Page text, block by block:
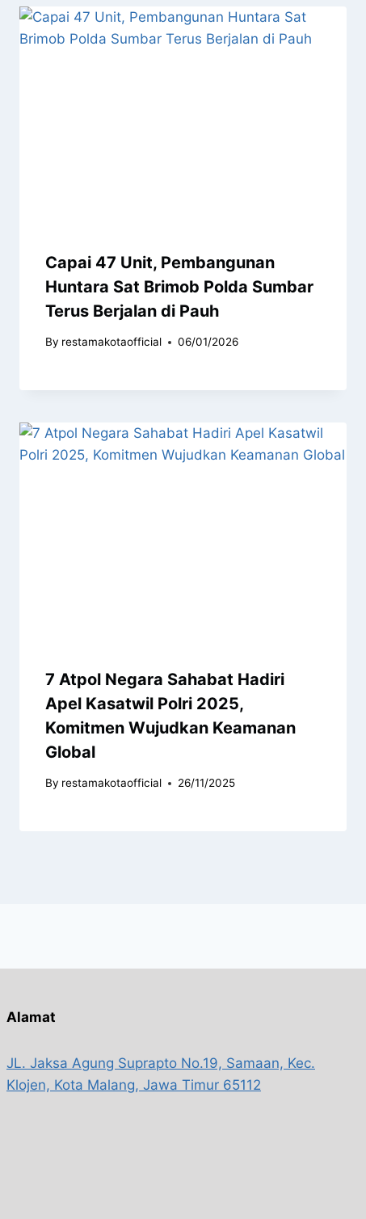
Capai 47 Unit, Pembangunan
Huntara Sat Brimob Polda Sumbar
Terus Berjalan di Pauh
By restamakotaofficial 06/01/2026
7 Atpol Negara Sahabat Hadiri
Apel Kasatwil Polri 2025,
Komitmen Wujudkan Keamanan
Global
By restamakotaofficial 26/11/2025
Alamat
JL. Jaksa Agung Suprapto No.19, Samaan, Kec.
Klojen, Kota Malang, Jawa Timur 65112